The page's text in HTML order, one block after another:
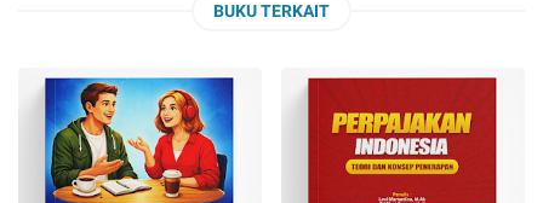
BUKU TERKAIT